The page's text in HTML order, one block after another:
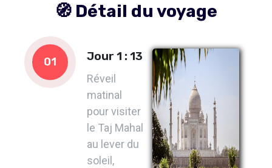
🧭 Détail du voyage
01 Jour 1 : 13
Réveil
matinal
pour visiter
le Taj Mahal
au lever du
soleil,